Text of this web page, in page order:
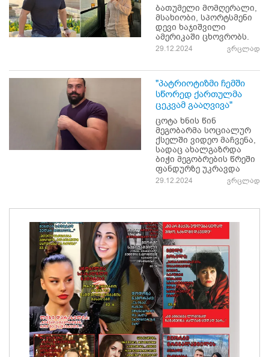
ბათუმელი მომღერალი,
მსახიობი, სპორტსმენი
დევი ხაჯიშვილი
ამერიკაში ცხოვრობს.
29.12.2024 ვრცლად
"პატრიოტიზმი ჩემში
სწორედ ქართულმა
ცეკვამ გააღვივა"
ცოტა ხნის წინ
მეგობარმა სოციალურ
ქსელში ვიდეო მაჩვენა,
სადაც ახალგაზრდა
ბიჭი მეგობრების წრეში
ფანდურზე უკრავდა
29.12.2024 ვრცლად